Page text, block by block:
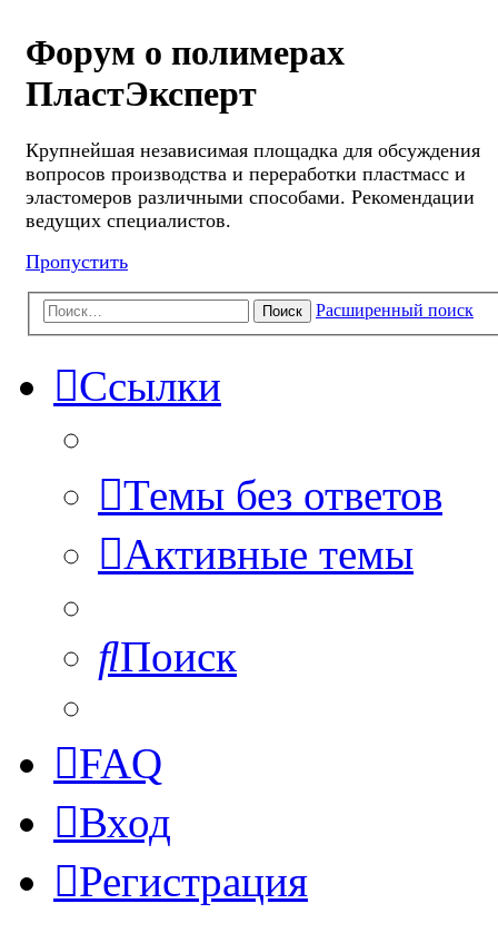
Форум о полимерах
ПластЭксперт
Крупнейшая независимая площадка для обсуждения
вопросов производства и переработки пластмасс и
эластомеров различными способами. Рекомендации
ведущих специалистов.
Пропустить
Поиск Расширенный поиск
Ссылки
Темы без ответов
Активные темы
Поиск
FAQ
Вход
Регистрация